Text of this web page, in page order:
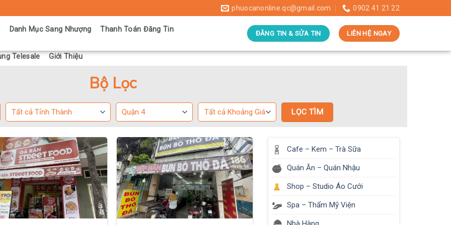
phuocanonline.qc@gmail.com 0902 41 21 22
Danh Mục Sang Nhượng Thanh Toán Đăng Tin
Telesale Giới Thiệu
ĐĂNG TIN & SỬA TIN LIÊN HỆ NGAY
Bộ Lọc
Cafe – Kem – Trà Sữa
Quán Ăn – Quán Nhậu
Shop – Studio Áo Cưới
Spa – Thẩm Mỹ Viện